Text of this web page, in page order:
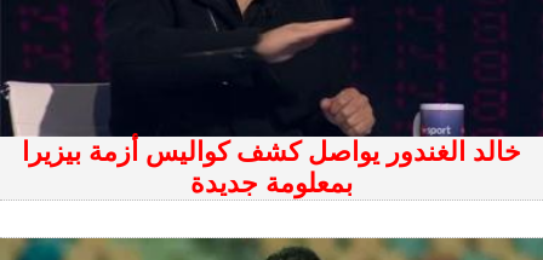
خالد الغندور يواصل كشف كواليس أزمة بيزيرا
بمعلومة جديدة